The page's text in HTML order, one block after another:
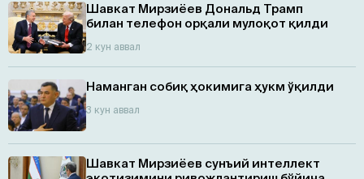
Шавкат Мирзиёев Дональд Трамп
билан телефон орқали мулоқот қилди
2 кун аввал
Наманган собиқ ҳокимига ҳукм ўқилди
3 кун аввал
Шавкат Мирзиёев сунъий интеллект